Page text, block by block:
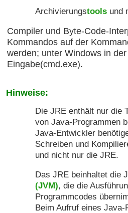
Archivierungstools und
Compiler und Byte-Code-
Kommandos auf der
werden; unter Windows in
Eingabe(cmd.exe).
Hinweise:
Die JRE enthält nur die
von Java-Programmen
Java-Entwickler
Schreiben und
und nicht nur die JRE.
Das JRE beinhaltet die
(JVM), die die
Programmcodes
Beim Aufruf eines